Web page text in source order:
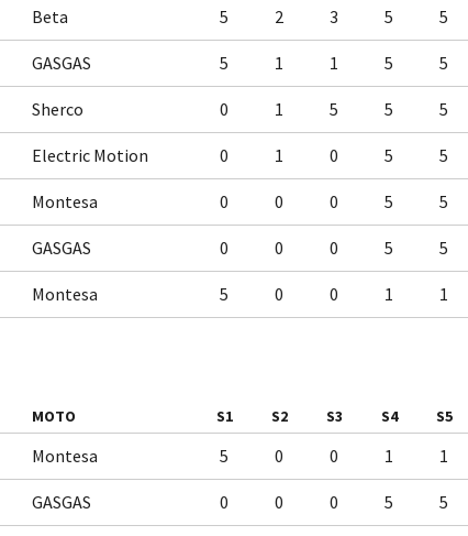
Beta 5 2 3 5 5
GASGAS 5 1 1 5 5
Sherco 0 1 5 5 5
Electric Motion 0 1 0 5 5
Montesa 0 0 0 5 5
GASGAS 0 0 0 5 5
Montesa 5 0 0 1 1
MOTO S1 S2 S3 S4 S5
Montesa 5 0 0 1 1
GASGAS 0 0 0 5 5